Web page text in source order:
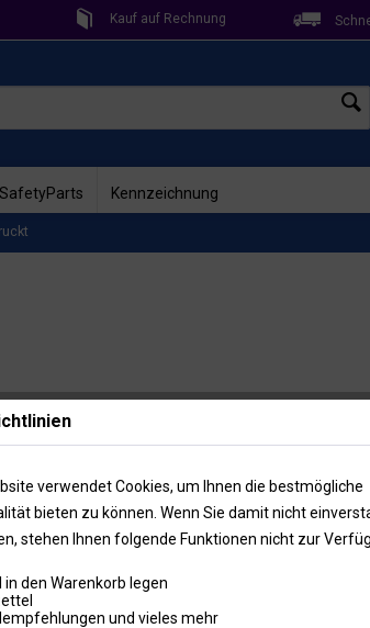
Kauf auf Rechnung
SafetyParts Kennzeichnung
verwendet Cookies, um Ihnen die bestmögliche
bieten zu können. Wenn Sie damit nicht
stehen Ihnen folgende Funktionen nicht zur
in den Warenkorb legen
und vieles mehr